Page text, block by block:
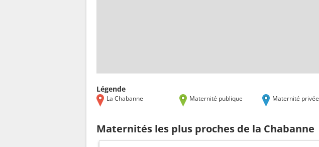
Légende
La Chabanne Maternité publique Maternité privée
Maternités les plus proches de la Chabanne